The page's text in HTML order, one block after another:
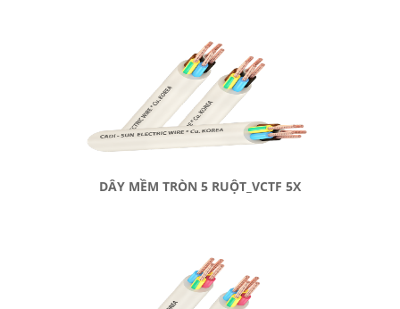
DÂY MỀM TRÒN 5 RUỘT_VCTF 5X